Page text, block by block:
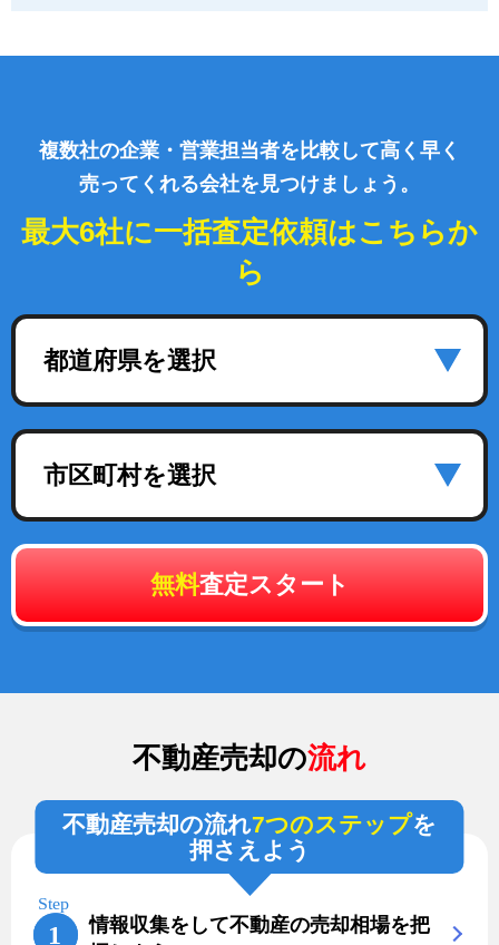
複数社の企業・営業担当者を比較して高く早く
売ってくれる会社を見つけましょう。
最大6社に一括査定依頼はこちらか
ら
都道府県を選択
市区町村を選択
無料査定スタート
不動産売却の流れ
不動産売却の流れ7つのステップを
押さえよう
情報収集をして不動産の売却相場を把